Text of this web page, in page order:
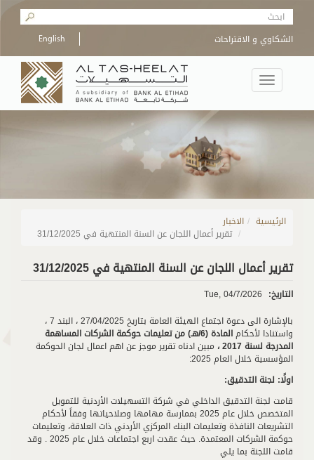
Skip to main content
Search form
English الشكاوي و الاقتراحات
Toggle
navigation
الرئيسية / الاخبار
تقرير أعمال اللجان عن السنة المنتهية في 31/12/2025
تقرير أعمال اللجان عن السنة المنتهية في 31/12/2025
التاريخ: Tue, 04/7/2026
بالإشارة الى دعوة اجتماع الهيئة العامة بتاريخ 27/04/2025 ، البند 7 ،
واستنادا لأحكام
المادة (6/هـ) من تعليمات حوكمة الشركات المساهمة
المدرجة لسنة 2017 ،
مبين ادناه تقرير موجز عن اهم اعمال لجان الحوكمة
المؤسسية خلال العام 2025:
اولًا: لجنة التدقيق:
قامت لجنة التدقيق الداخلي في شركة التسهيلات الأردنية للتمويل
المتخصص خلال عام 2025 بممارسة مهامها وصلاحياتها وفقاً لأحكام
التشريعات النافذة وتعليمات البنك المركزي الأردني ذات العلاقة، وتعليمات
حوكمة الشركات المعتمدة. حيث عقدت اربع اجتماعات خلال عام 2025 . وقد
قامت اللجنة بما يلي